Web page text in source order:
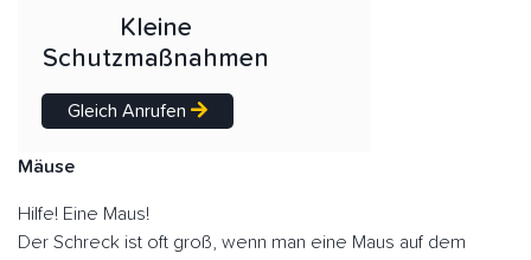
Kleine
Schutzmaßnahmen
Gleich Anrufen
Mäuse
Hilfe! Eine Maus!
Der Schreck ist oft groß, wenn man eine Maus auf dem